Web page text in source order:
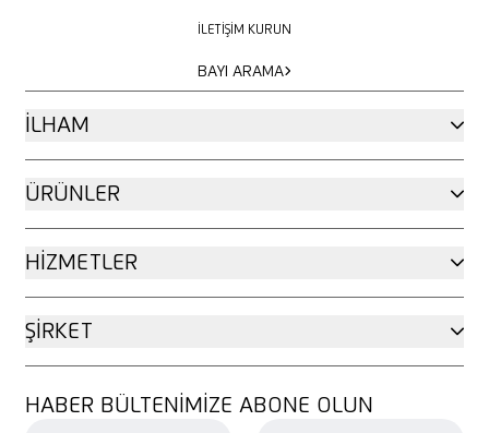
İLETIŞIM KURUN
BAYI ARAMA
İLHAM
ÜRÜNLER
HIZMETLER
ŞIRKET
HABER BÜLTENIMIZE ABONE OLUN